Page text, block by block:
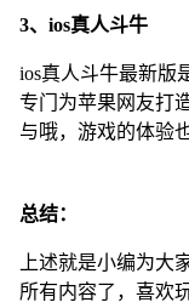
3、ios真人斗牛
ios真人斗牛最新版
专门为苹果网友打
与哦，游戏的体验
总结：
上述就是小编为大
所有内容了，喜欢